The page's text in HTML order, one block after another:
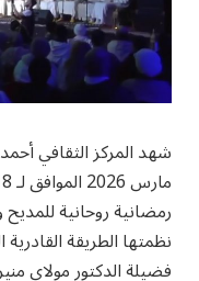
رمضانية روحانية
نظمتها الطريقة
فضيلة الدكتور مولاي